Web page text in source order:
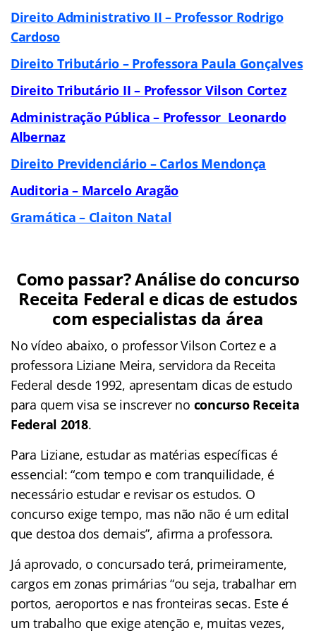
Direito Administrativo II – Professor Rodrigo
Cardoso
Direito Tributário – Professora Paula Gonçalves
Direito Tributário II – Professor Vilson Cortez
Administração Pública – Professor Leonardo
Albernaz
Direito Previdenciário – Carlos Mendonça
Auditoria – Marcelo Aragão
Gramática – Claiton Natal
Como passar? Análise do concurso
Receita Federal e dicas de estudos
com especialistas da área
No vídeo abaixo, o professor Vilson Cortez e a
professora Liziane Meira, servidora da Receita
Federal desde 1992, apresentam dicas de estudo
para quem visa se inscrever no concurso Receita
Federal 2018.
Para Liziane, estudar as matérias específicas é
essencial: “com tempo e com tranquilidade, é
necessário estudar e revisar os estudos. O
concurso exige tempo, mas não não é um edital
que destoa dos demais”, afirma a professora.
Já aprovado, o concursado terá, primeiramente,
cargos em zonas primárias “ou seja, trabalhar em
portos, aeroportos e nas fronteiras secas. Este é
um trabalho que exige atenção e, muitas vezes,